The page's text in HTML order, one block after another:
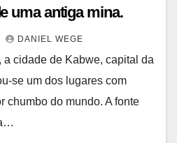
uma antiga mina.
DANIEL WEGE
a cidade de Kabwe, capital da
se um dos lugares com
chumbo do mundo. A fonte